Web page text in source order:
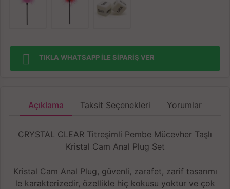
TIKLA WHATSAPP İLE SİPARİŞ VER
Açıklama Taksit Seçenekleri Yorumlar
CRYSTAL CLEAR Titreşimli Pembe Mücevher Taşlı
Kristal Cam Anal Plug Set
Kristal Cam Anal Plug, güvenli, zarafet, zarif tasarımı
le karakterizedir, özellikle hiç kokusu yoktur ve çok